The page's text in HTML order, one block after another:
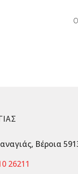
Βέροια
26211